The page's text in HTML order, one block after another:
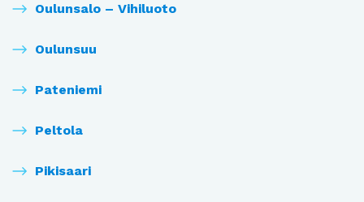
Oulunsalo – Vihiluoto
Oulunsuu
Pateniemi
Peltola
Pikisaari